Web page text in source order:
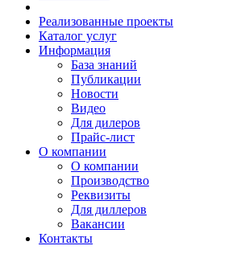
Реализованные проекты
Каталог услуг
Информация
База знаний
Публикации
Новости
Видео
Для дилеров
Прайс-лист
О компании
О компании
Производство
Реквизиты
Для диллеров
Вакансии
Контакты